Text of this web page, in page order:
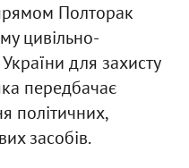
Полторак
цивільно-
для захисту
передбачає
політичних,
засобів.